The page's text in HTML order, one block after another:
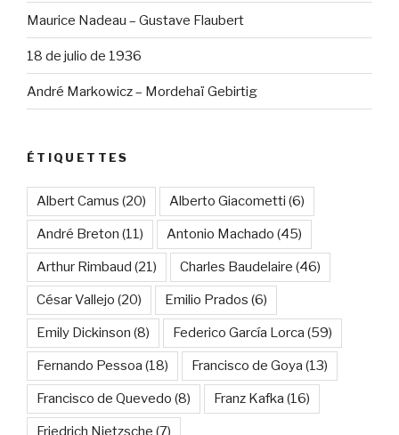
Maurice Nadeau – Gustave Flaubert
18 de julio de 1936
André Markowicz – Mordehaï Gebirtig
ÉTIQUETTES
Albert Camus (20) Alberto Giacometti (6)
André Breton (11) Antonio Machado (45)
Arthur Rimbaud (21) Charles Baudelaire (46)
César Vallejo (20) Emilio Prados (6)
Emily Dickinson (8) Federico García Lorca (59)
Fernando Pessoa (18) Francisco de Goya (13)
Francisco de Quevedo (8) Franz Kafka (16)
Friedrich Nietzsche (7)